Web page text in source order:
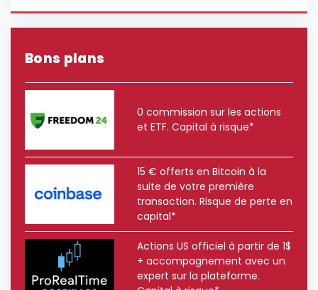
Bons plans
0 commission sur les actions
et ETF. Capital à risque*
15 € offerts en Bitcoin à la
suite de votre première
transaction. Risque de perte en
capital*
Actions US officiel à partir de 1$
+ accompagnement avec un
expert sur la plateforme.